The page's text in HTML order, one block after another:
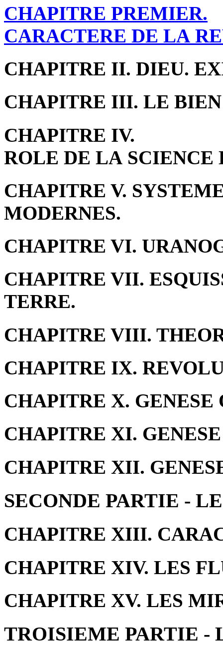
CHAPITRE PREMIER.
CARACTERE DE LA
CHAPITRE II. DIEU.
CHAPITRE III. LE
CHAPITRE IV.
ROLE DE LA SCIENCE
CHAPITRE V.
MODERNES.
CHAPITRE VI.
CHAPITRE VII.
TERRE.
CHAPITRE VIII.
CHAPITRE IX.
CHAPITRE X. GENESE
CHAPITRE XI.
CHAPITRE XII.
SECONDE PARTIE -
CHAPITRE XIII.
CHAPITRE XIV. LES
CHAPITRE XV. LES
TROISIEME PARTIE -